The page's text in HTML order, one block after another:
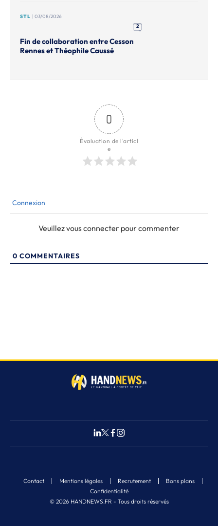
STL | 03/08/2026
2
Fin de collaboration entre Cesson
Rennes et Théophile Caussé
0
Évaluation de l'articl
e
Connexion
Veuillez vous connecter pour commenter
0 COMMENTAIRES
© 2026 HANDNEWS.FR - Tous droits réservés
Contact Mentions légales Recrutement
Bons plans
Confidentialité